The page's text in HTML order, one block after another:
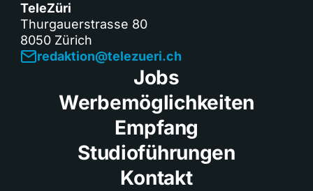
TeleZüri
Thurgauerstrasse 80
8050 Zürich
redaktion@telezueri.ch
Jobs
Werbemöglichkeiten
Empfang
Studioführungen
Kontakt